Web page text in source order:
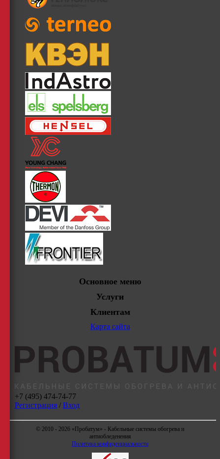
Основное меню
Услуги
Клиентам
Карта сайта
+7 (495) 474-74-77
Регистрация/ Вход
© 2010 - 2026 «Пробатум» - Кабельные системы обогрева и
антиобледенения
Политика конфиденциальности